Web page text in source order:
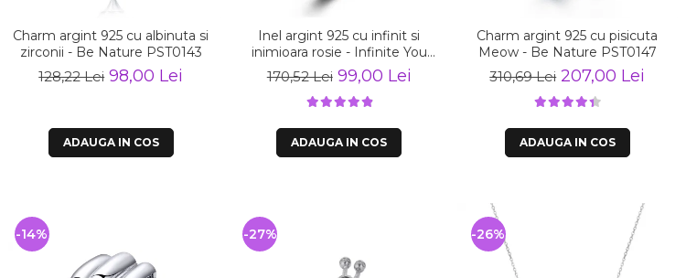
Charm argint 925 cu albinuta si
zirconii - Be Nature PST0143
128,22 Lei 98,00 Lei
ADAUGA IN COS
Inel argint 925 cu infinit si
inimioara rosie - Infinite You
IST0062
170,52 Lei 99,00 Lei
ADAUGA IN COS
Charm argint 925 cu pisicuta
Meow - Be Nature PST0147
310,69 Lei 207,00 Lei
ADAUGA IN COS
-14% -27% -26%